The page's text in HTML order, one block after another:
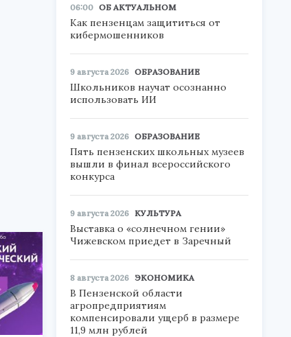
06:00 ОБ АКТУАЛЬНОМ
Как пензенцам защититься от
кибермошенников
9 августа 2026 ОБРАЗОВАНИЕ
Школьников научат осознанно
использовать ИИ
9 августа 2026 ОБРАЗОВАНИЕ
Пять пензенских школьных музеев
вышли в финал всероссийского
конкурса
9 августа 2026 КУЛЬТУРА
Выставка о «солнечном гении»
Чижевском приедет в Заречный
8 августа 2026 ЭКОНОМИКА
В Пензенской области
агропредприятиям
компенсировали ущерб в размере
11,9 млн рублей